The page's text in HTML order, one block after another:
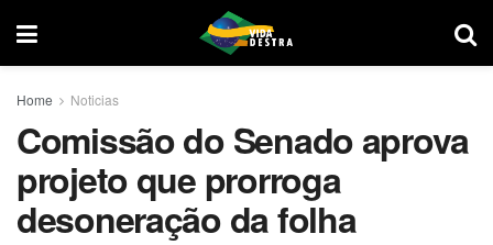
Home Noticias
Comissão do Senado aprova
projeto que prorroga
desoneração da folha